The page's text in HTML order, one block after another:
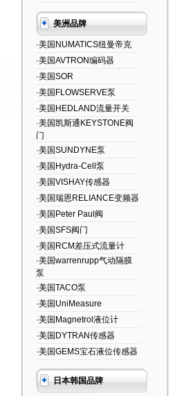
美洲品牌
·美国NUMATICS纽曼帝克
·美国AVTRON编码器
·美国SOR
·美国FLOWSERVE泵
·美国HEDLAND流量开关
·美国凯斯通KEYSTONE阀
门
·美国SUNDYNE泵
·美国Hydra-Cell泵
·美国VISHAY传感器
·美国瑞恩RELIANCE变频器
·美国Peter Paul阀
·美国SFS阀门
·美国RCM差压式流量计
·美国warrenrupp气动隔膜
泵
·美国TACO泵
·美国UniMeasure
·美国Magnetrol液位计
·美国DYTRAN传感器
·美国GEMS宝石液位传感器
日本韩国品牌